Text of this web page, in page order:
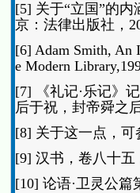
[5] 关于“立国”的
京：法律出版社，
[6] Adam Smith, An
e Modern
[7] 《礼记·乐记》
后于祝，封帝舜之
[8] 关于这一点，可
[9] 汉书，卷八十五
[10] 论语·卫灵公篇